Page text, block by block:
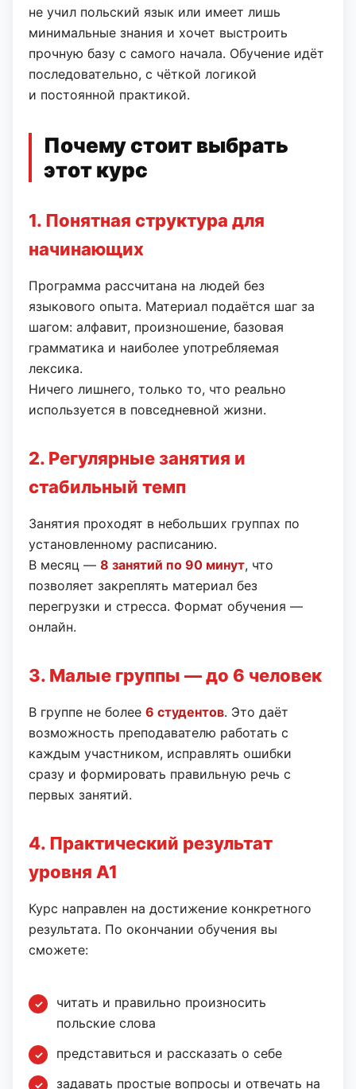
не учил польский язык или имеет лишь
минимальные знания и хочет выстроить
прочную базу с самого начала. Обучение идёт
последовательно, с чёткой логикой
и постоянной практикой.
Почему стоит выбрать
этот курс
1. Понятная структура для
начинающих
Программа рассчитана на людей без
языкового опыта. Материал подаётся шаг за
шагом: алфавит, произношение, базовая
грамматика и наиболее употребляемая
лексика.
Ничего лишнего, только то, что реально
используется в повседневной жизни.
2. Регулярные занятия и
стабильный темп
Занятия проходят в небольших группах по
установленному расписанию.
В месяц — 8 занятий по 90 минут, что
позволяет закреплять материал без
перегрузки и стресса. Формат обучения —
онлайн.
3. Малые группы — до 6 человек
В группе не более 6 студентов. Это даёт
возможность преподавателю работать с
каждым участником, исправлять ошибки
сразу и формировать правильную речь с
первых занятий.
4. Практический результат
уровня A1
Курс направлен на достижение конкретного
результата. По окончании обучения вы
сможете:
читать и правильно произносить
польские слова
представиться и рассказать о себе
задавать простые вопросы и отвечать на